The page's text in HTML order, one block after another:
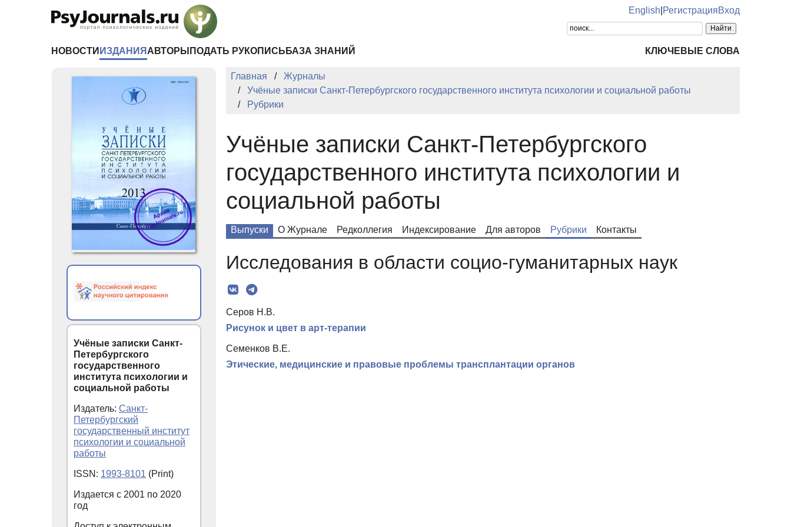
English РегистрацияВход
НОВОСТИ ИЗДАНИЯ АВТОРЫ ПОДАТЬ РУКОПИСЬ БАЗА ЗНАНИЙ КЛЮЧЕВЫЕ СЛОВА
Главная
Журналы
Учёные записки Санкт-Петербургского государственного института психологии и социальной работы
Рубрики
Учёные записки Санкт-Петербургского
государственного института психологии и
социальной работы
Выпуски О Журнале Редколлегия Индексирование Для авторов Рубрики Контакты
Исследования в области социо-гуманитарных наук
Серов Н.В.
Рисунок и цвет в арт-терапии
Семенков В.Е.
Этические, медицинские и правовые проблемы трансплантации органов
Учёные записки Санкт-
Петербургского
государственного
института психологии и
социальной работы
Издатель: Санкт-
Петербургский
государственный институт
психологии и социальной
работы
ISSN: 1993-8101 (Print)
Издается с 2001 по 2020
год